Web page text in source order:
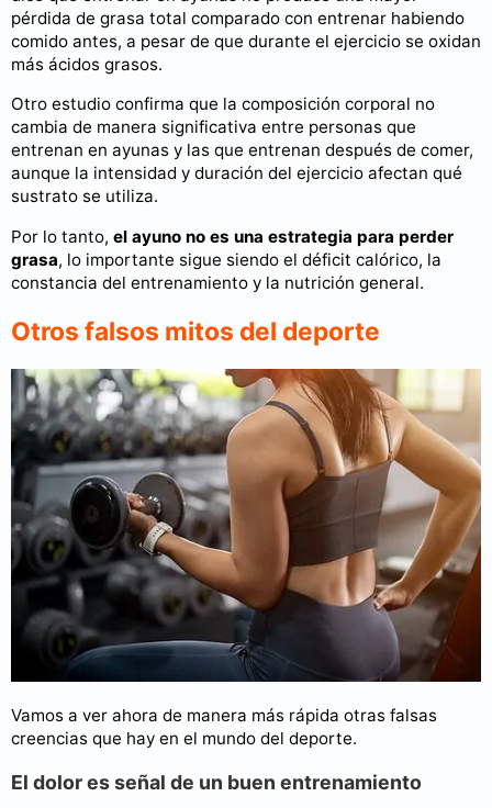
pérdida de grasa total comparado con entrenar habiendo
comido antes, a pesar de que durante el ejercicio se oxidan
más ácidos grasos.
Otro estudio confirma que la composición corporal no
cambia de manera significativa entre personas que
entrenan en ayunas y las que entrenan después de comer,
aunque la intensidad y duración del ejercicio afectan qué
sustrato se utiliza.
Por lo tanto, el ayuno no es una estrategia para perder
grasa, lo importante sigue siendo el déficit calórico, la
constancia del entrenamiento y la nutrición general.
Otros falsos mitos del deporte
Vamos a ver ahora de manera más rápida otras falsas
creencias que hay en el mundo del deporte.
El dolor es señal de un buen entrenamiento